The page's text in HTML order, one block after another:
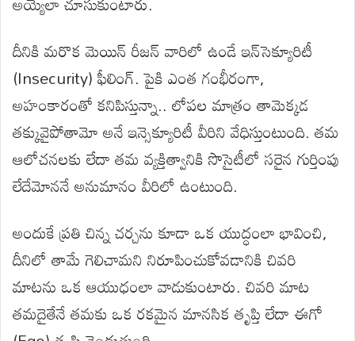
దీనికి మరొక మెయిన్ రీజన్ వారిలో ఉండే ఇన్‌సెక్యూరిటీ
(Insecurity) ఫీలింగ్. పైకి ఎంత గంభీరంగా,
అహంకారంతో కనిపిస్తున్నా.. లోపల మాత్రం తామెక్కడ
తక్కువైపోతామో అనే ఇన్సెక్యూరిటీ వీరిని వేధిస్తుంటుంది. తమ
ఆలోచనలకు లేదా తమ వ్యక్తిత్వానికి సొసైటీలో సరైన గుర్తింపు
లేదేమోననే అనుమానం వీరిలో ఉంటుంది.
అందుకే ప్రతి చిన్న చర్చను కూడా ఒక యుద్ధంలా భావించి,
దీనిలో తామే గెలిచామని నిరూపించుకోవడానికి చివరి
మాటను ఒక ఆయుధంలా వాడుకుంటారు. చివరి మాట
తమదైతేనే తమకు ఒక రకమైన మానసిక తృప్తి లేదా ఈగో